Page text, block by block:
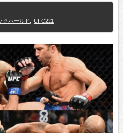
クホールド UFC221